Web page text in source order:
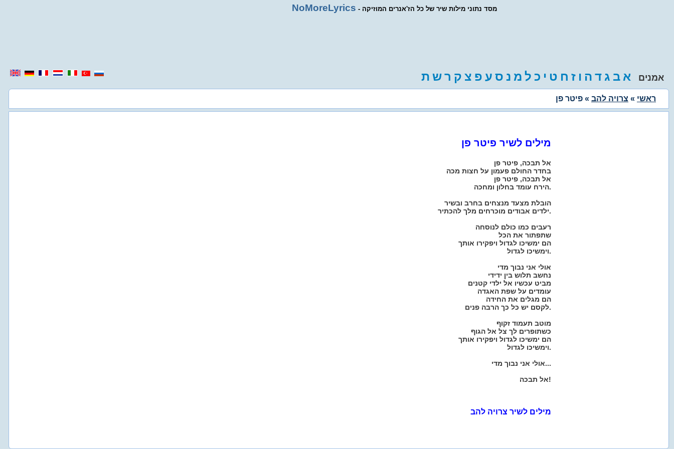
NoMoreLyrics - מסד נתוני מילות שיר של כל הז'אנרים המוזיקה
אמנים א ב ג ד ה ו ז ח ט י כ ל מ נ ס ע פ צ ק רש ת
ראשי » צרויה להב » פיטר פן
מילים לשיר פיטר פן
אל תבכה, פיטר פן
בחדר החולם פעמון על חצות מכה
אל תבכה, פיטר פן
הירח עומד בחלון ומחכה.
הובלת מצעד מנצחים בחרב ובשיר
ילדים אבודים מוכרחים מלך להכתיר.
רעבים כמו כולם לנוסחה
שתפתור את הכל
הם ימשיכו לגדול ויפקירו אותך
וימשיכו לגדול.
אולי אני נבוך מדי
נחשב תלוש בין ידידי
מביט עכשיו אל ילדי קטנים
עומדים על שפת האגדה
הם מגלים את החידה
לקסם יש כל כך הרבה פנים.
מוטב תעמוד זקוף
כשתופרים לך צל אל הגוף
הם ימשיכו לגדול ויפקירו אותך
וימשיכו לגדול.
אולי אני נבוך מדי...
אל תבכה!
מילים לשיר צרויה להב